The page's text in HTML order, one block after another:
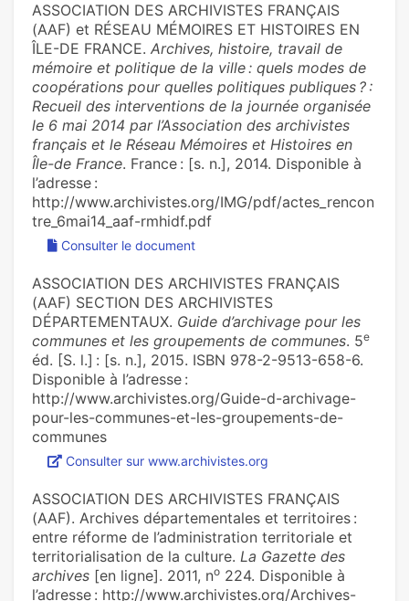
ASSOCIATION DES ARCHIVISTES FRANÇAIS
(AAF) et RÉSEAU MÉMOIRES ET HISTOIRES EN
ÎLE-DE FRANCE. Archives, histoire, travail de
mémoire et politique de la ville : quels modes de
coopérations pour quelles politiques publiques ? :
Recueil des interventions de la journée organisée
le 6 mai 2014 par l’Association des archivistes
français et le Réseau Mémoires et Histoires en
Île-de France. France : [s. n.], 2014. Disponible à
l’adresse :
http://www.archivistes.org/IMG/pdf/actes_rencon
tre_6mai14_aaf-rmhidf.pdf
Consulter le document
ASSOCIATION DES ARCHIVISTES FRANÇAIS
(AAF) SECTION DES ARCHIVISTES
DÉPARTEMENTAUX. Guide d’archivage pour les
communes et les groupements de communes. 5e
éd. [S. l.] : [s. n.], 2015. ISBN 978-2-9513-658-6.
Disponible à l’adresse :
http://www.archivistes.org/Guide-d-archivage-
pour-les-communes-et-les-groupements-de-
communes
Consulter sur www.archivistes.org
ASSOCIATION DES ARCHIVISTES FRANÇAIS
(AAF). Archives départementales et territoires :
entre réforme de l’administration territoriale et
territorialisation de la culture. La Gazette des
archives [en ligne]. 2011, no 224. Disponible à
l’adresse : http://www.archivistes.org/Archives-